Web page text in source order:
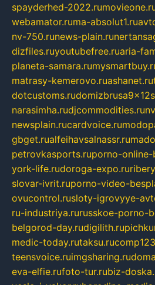
spayderhed-2022.ru
webamator.ruma-absolut1.ru
nv-750.runews-plain.ru
dizfiles.ruyoutubefree.ruaria-
planeta-samara.ru
matrasy-kemerovo.ruashanet.ru
dotcustoms.ru
narasimha.rudjcommodities.ru
newsplain.rucardvoice.ru
gbget.rualfeihavsalnassr.ru
petrovkasports.ruporno-online-
york-life.rudoroga-expo.ru
slovar-ivrit.ruporno-video-
ovucontrol.rusloty-igrovyye-
ru-industriya.rurusskoe-porno-
belgorod-day.rudigilith.ru
medic-today.rutaksu.ru
teensvoice.ruimgsharing.ru
eva-elfie.rufoto-tur.rubiz-